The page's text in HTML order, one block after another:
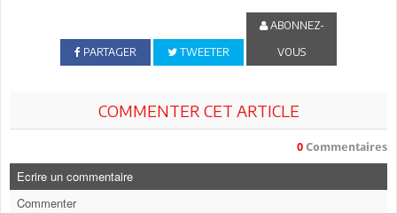
PARTAGER TWEETER
ABONNEZ-
VOUS
COMMENTER CET ARTICLE
0 Commentaires
Ecrire un commentaire
Commenter